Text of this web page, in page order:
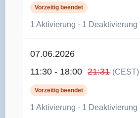
Vorzeitig beendet
1 Aktivierung · 1 Deaktivierung
07.06.2026
11:30 - 18:00 21:31 (CEST)
Vorzeitig beendet
1 Aktivierung · 1 Deaktivierung